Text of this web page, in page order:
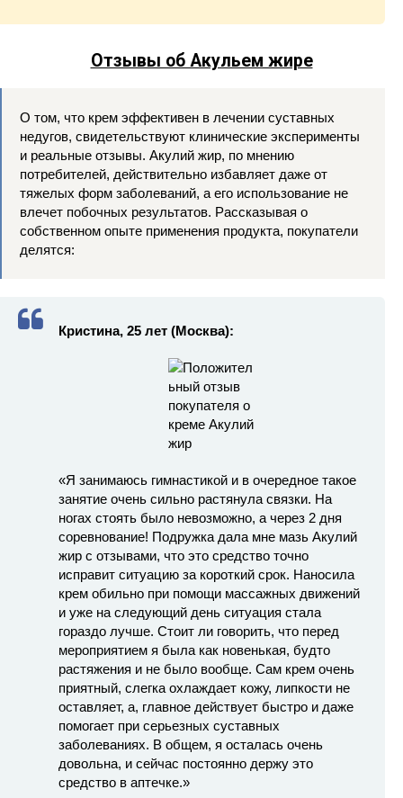
Отзывы об Акульем жире
О том, что крем эффективен в лечении суставных
недугов, свидетельствуют клинические эксперименты
и реальные отзывы. Акулий жир, по мнению
потребителей, действительно избавляет даже от
тяжелых форм заболеваний, а его использование не
влечет побочных результатов. Рассказывая о
собственном опыте применения продукта, покупатели
делятся:
Кристина, 25 лет (Москва):
«Я занимаюсь гимнастикой и в очередное такое
занятие очень сильно растянула связки. На
ногах стоять было невозможно, а через 2 дня
соревнование! Подружка дала мне мазь Акулий
жир с отзывами, что это средство точно
исправит ситуацию за короткий срок. Наносила
крем обильно при помощи массажных движений
и уже на следующий день ситуация стала
гораздо лучше. Стоит ли говорить, что перед
мероприятием я была как новенькая, будто
растяжения и не было вообще. Сам крем очень
приятный, слегка охлаждает кожу, липкости не
оставляет, а, главное действует быстро и даже
помогает при серьезных суставных
заболеваниях. В общем, я осталась очень
довольна, и сейчас постоянно держу это
средство в аптечке.»